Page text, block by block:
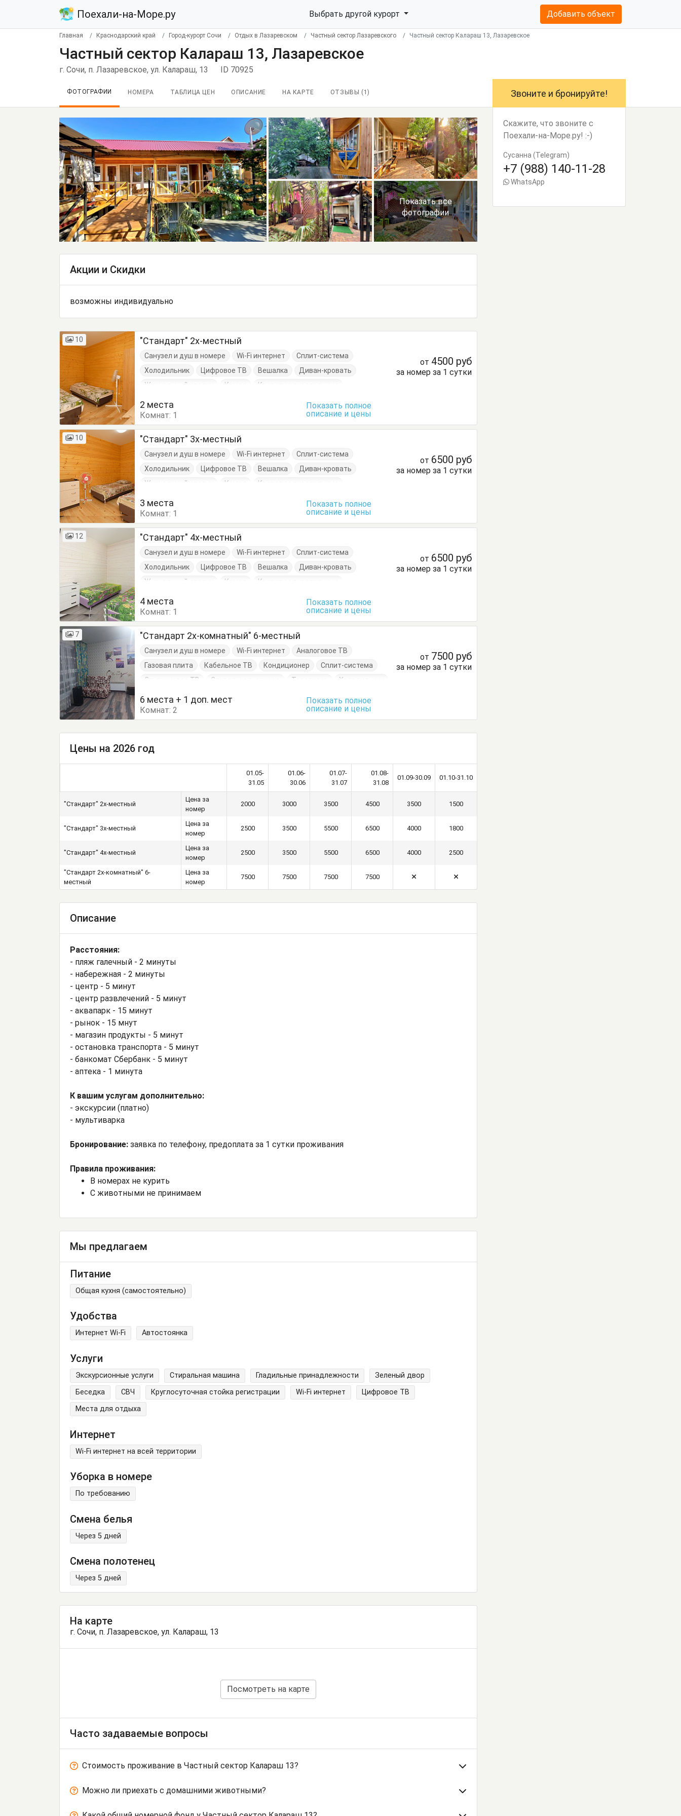
Поехали-на-Море.ру Выбрать другой курорт Добавить объект
Главная Краснодарский край Город-курорт Сочи Отдых в Лазаревском Частный сектор Лазаревского Частный сектор Калараш 13, Лазаревское
Частный сектор Калараш 13, Лазаревское
г. Сочи, п. Лазаревское, ул. Калараш, 13 ID 70925
ФОТОГРАФИИ НОМЕРА ТАБЛИЦА ЦЕН ОПИСАНИЕ НА КАРТЕ ОТЗЫВЫ ( 1)
Показать все
фотографии
Акции и Скидки
возможны индивидуально
10 "Стандарт" 2х-местный
Санузел и душ в номере Wi-Fi интернет
Сплит-система
Холодильник
Цифровое ТВ Вешалка
Диван-кровать
Журнальный столик
Комод
Кровати односпальные
от 4500 руб
за номер за 1 сутки
2 места
Комнат: 1
Показать полное
описание и цены
10 "Стандарт" 3х-местный
Санузел и душ в номере Wi-Fi интернет
Сплит-система
Холодильник
Цифровое ТВ Вешалка
Диван-кровать
Журнальный столик
Комод
Кровати односпальные
от 6500 руб
за номер за 1 сутки
3 места
Комнат: 1
Показать полное
описание и цены
12 "Стандарт" 4х-местный
Санузел и душ в номере Wi-Fi интернет
Сплит-система
Холодильник
Цифровое ТВ Вешалка
Диван-кровать
Журнальный столик
Комод
Кровати односпальные
от 6500 руб
за номер за 1 сутки
4 места
Комнат: 1
Показать полное
описание и цены
7 "Стандарт 2х-комнатный" 6-местный
Санузел и душ в номере Wi-Fi интернет
Аналоговое ТВ
Газовая плита
Кабельное ТВ Кондиционер
Сплит-система
Спутниковое ТВ
Стиральная машина Телевизор
Холодильник
Диван-кровать
Кровать двуспальная
Стул Шкаф
от 7500 руб
за номер за 1 сутки
6 места + 1 доп. мест
Комнат:2
Показать полное
описание и цены
Цены на 2026 год
01.05-
31.05
01.06-
30.06
01.07-
31.07
01.08-
31.08
01.09-30.09 01.10-31.10
"Стандарт" 2х-местный
Цена за
номер
2000 3000 3500 4500 3500 1500
"Стандарт" 3х-местный
Цена за
номер
2500 3500 5500 6500 4000 1800
"Стандарт" 4х-местный
Цена за
номер
2500 3500 5500 6500 4000 2500
"Стандарт 2х-комнатный" 6-
местный
Цена за
номер
7500 7500 7500 7500
Описание
Расстояния:
- пляж галечный - 2 минуты
- набережная - 2 минуты
- центр - 5 минут
- центр развлечений - 5 минут
- аквапарк - 15 минут
- рынок - 15 мнут
- магазин продукты - 5 минут
- остановка транспорта - 5 минут
- банкомат Сбербанк - 5 минут
- аптека - 1 минута
К вашим услугам дополнительно:
- экскурсии (платно)
- мультиварка
Бронирование: заявка по телефону, предоплата за 1 сутки проживания
Правила проживания:
В номерах не курить
С животными не принимаем
Мы предлагаем
Питание
Общая кухня (самостоятельно)
Удобства
Интернет Wi-Fi Автостоянка
Услуги
Экскурсионные услуги Стиральная машина Гладильные принадлежности
Зеленый двор
Беседка
СВЧ Круглосуточная стойка регистрации Wi-Fi интернет
Цифровое ТВ
Места для отдыха
Интернет
Wi-Fi интернет на всей территории
Уборка в номере
По требованию
Смена белья
Через 5 дней
Смена полотенец
Через 5 дней
На карте
г. Сочи, п. Лазаревское, ул. Калараш, 13
Посмотреть на карте
Часто задаваемые вопросы
Стоимость проживание в Частный сектор Калараш 13?
Можно ли приехать с домашними животными?
Звоните и бронируйте!
Скажите, что звоните с
Поехали-на-Море.ру! :-)
Сусанна (Telegram)
+7 (988) 140-11-28
WhatsApp